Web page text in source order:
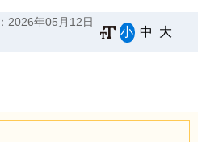
2026年05月12日
小 中 大